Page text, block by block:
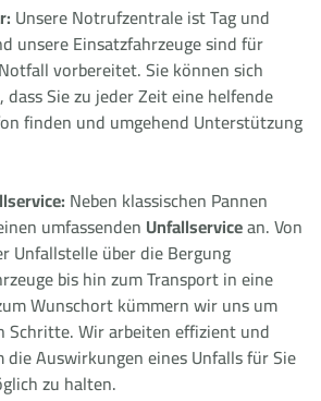
Unsere Notrufzentrale ist Tag und
unsere Einsatzfahrzeuge sind für
vorbereitet. Sie können sich
Sie zu jeder Zeit eine helfende
finden und umgehend Unterstützung
Neben klassischen Pannen
umfassenden Unfallservicean. Von
Unfallstelle über die Bergung
bis hin zum Transport in eine
Wunschort kümmern wir uns um
Schritte. Wir arbeiten effizient und
die Auswirkungen eines Unfalls für Sie
zu halten.